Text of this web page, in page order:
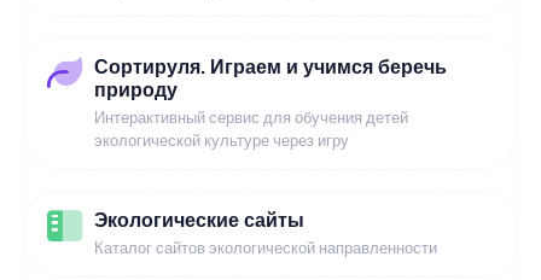
Сортируля. Играем и учимся беречь
природу
Интерактивный сервис для обучения детей
экологической культуре через игру
Экологические сайты
Каталог сайтов экологической направленности